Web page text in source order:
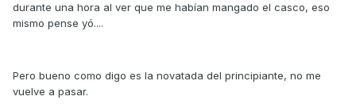
durante una hora al ver que me habían mangado el casco, eso
mismo pense yó....
Pero bueno como digo es la novatada del principiante, no me
vuelve a pasar.